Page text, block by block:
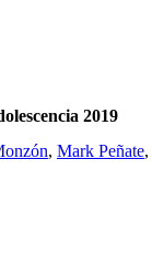
2019
, Mark Peñate,